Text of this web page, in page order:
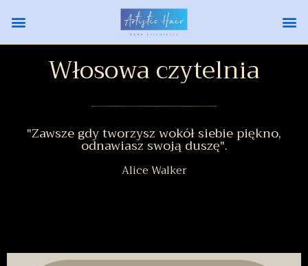
Włosowa czytelnia
"Zawsze gdy tworzysz wokół siebie piękno,
odnawiasz swoją duszę".
Alice Walker